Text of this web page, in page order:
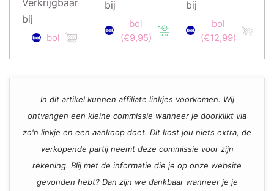
bij
bol
bij
bol
(€9,95)
bij
bol
(€12,99)
In dit artikel kunnen affiliate linkjes voorkomen. Wij
ontvangen een kleine commissie wanneer je doorklikt via
zo'n linkje en een aankoop doet. Dit kost jou niets extra, de
verkopende partij neemt deze commissie voor zijn
rekening. Blij met de informatie die je op onze website
gevonden hebt? Dan zijn we dankbaar wanneer je je